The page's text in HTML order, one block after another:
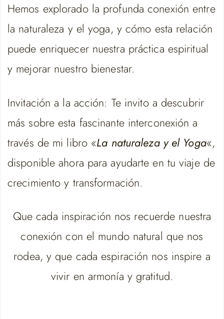
Hemos explorado la profunda conexión entre
la naturaleza y el yoga, y cómo esta relación
puede enriquecer nuestra práctica espiritual
y mejorar nuestro bienestar.
Invitación a la acción: Te invito a descubrir
más sobre esta fascinante interconexión a
través de mi libro «La naturaleza y el Yoga«,
disponible ahora para ayudarte en tu viaje de
crecimiento y transformación.
Que cada inspiración nos recuerde nuestra
conexión con el mundo natural que nos
rodea, y que cada espiración nos inspire a
vivir en armonía y gratitud.